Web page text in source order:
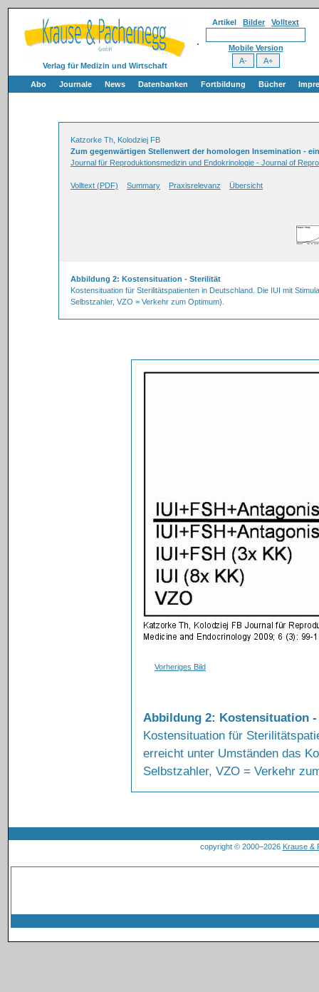
Verlag für Medizin und Wirtschaft
Artikel Bilder Volltext
Mobile Version
Abo Journale News Datenbanken Fortbildung Bücher
Katzorke Th, Kolodziej FB
Zum gegenwärtigen Stellenwert der homologen Insemination -
Journal für Reproduktionsmedizin und Endokrinologie - Journal of
Volltext (PDF) Summary Praxisrelevanz Übersicht
Abbildung 2: Kostensituation - Sterilität
Kostensituation für Sterilitätspatienten in Deutschland. Die IUI mit
Selbstzahler, VZO = Verkehr zum Optimum).
Vorheriges Bild
Abbildung 2: Kostensituation
Kostensituation für
erreicht unter Umständen das
Selbstzahler, VZO = Verkehr
copyright © 2000–2026 Krause &